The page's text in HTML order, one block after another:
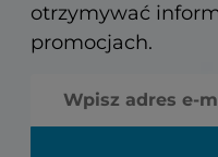
otrzymywać
promocjach.